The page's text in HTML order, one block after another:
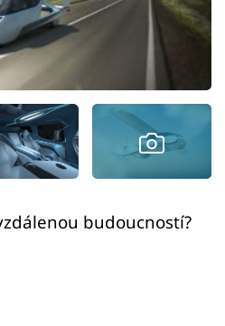
budoucností?